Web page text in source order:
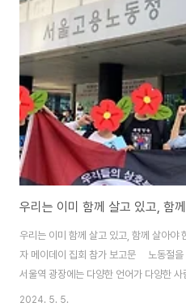
닐까 싶다. 이번 역시 경찰은 기대를 저
보여주었다. 이미 적지 않은 동지들이 이
는 다시 한번 이곳에 이를 적어둔다. 전국..
우리는 이미 함께 살고 있고, 함께 살아
자 메이데이 집회 참가 보고문 노동절
서울역 광장에는 다양한 언어가 다양한
노총, 이주노조, 이주노동자평등연대, 오
2024. 5. 5.